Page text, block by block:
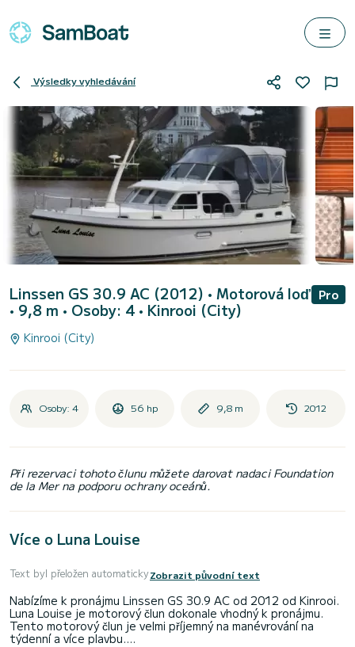
Výsledky vyhledávání
Linssen GS 30.9 AC (2012) • Motorová loď
• 9,8 m • Osoby: 4 • Kinrooi (City)
Pro
Kinrooi (City)
Osoby: 4 56 hp 9,8 m 2012
Při rezervaci tohoto člunu můžete darovat nadaci Foundation
de la Mer na podporu ochrany oceánů.
Více o Luna Louise
Text byl přeložen automatickyZobrazit původní text
Nabízíme k pronájmu Linssen GS 30.9 AC od 2012 od Kinrooi.
Luna Louise je motorový člun dokonale vhodný k pronájmu.
Tento motorový člun je velmi příjemný na manévrování na
týdenní a více plavbu.